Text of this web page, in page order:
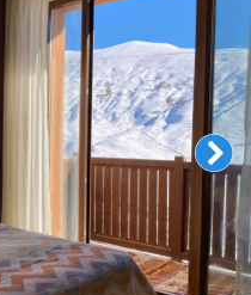
ТРАНСФЕР